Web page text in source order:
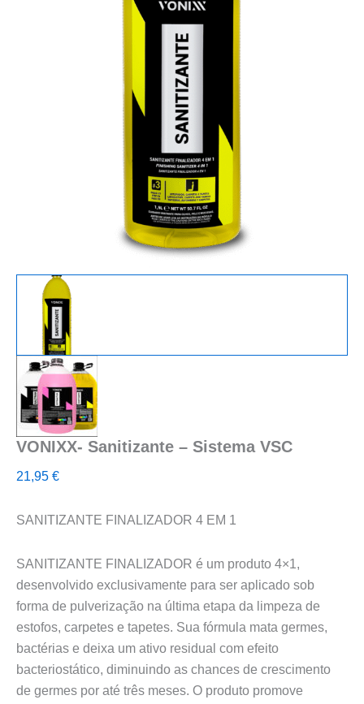
VONIXX- Sanitizante – Sistema VSC
21,95 €
SANITIZANTE FINALIZADOR 4 EM 1
SANITIZANTE FINALIZADOR é um produto 4×1,
desenvolvido exclusivamente para ser aplicado sob
forma de pulverização na última etapa da limpeza de
estofos, carpetes e tapetes. Sua fórmula mata germes,
bactérias e deixa um ativo residual com efeito
bacteriostático, diminuindo as chances de crescimento
de germes por até três meses. O produto promove